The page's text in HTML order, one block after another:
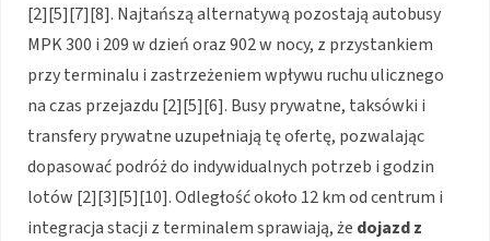
[2][5][7][8]. Najtańszą alternatywą pozostają autobusy
MPK 300 i 209 w dzień oraz 902 w nocy, z przystankiem
przy terminalu i zastrzeżeniem wpływu ruchu ulicznego
na czas przejazdu [2][5][6]. Busy prywatne, taksówki i
transfery prywatne uzupełniają tę ofertę, pozwalając
dopasować podróż do indywidualnych potrzeb i godzin
lotów [2][3][5][10]. Odległość około 12 km od centrum i
integracja stacji z terminalem sprawiają, że dojazd z